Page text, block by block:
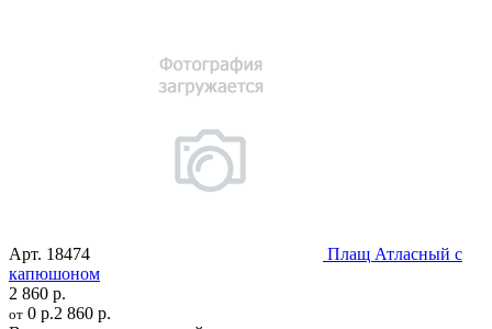
Арт. 18474
Плащ Атласный с
капюшоном
2 860 р.
от 0 р.2 860 р.